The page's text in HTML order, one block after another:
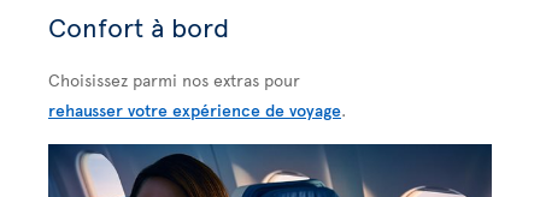
Confort à bord
Choisissez parmi nos extras pour
rehausser votre expérience de voyage.